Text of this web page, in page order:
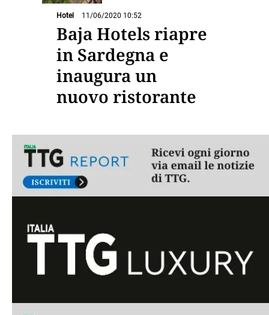
Hotel 11/06/2020 10:52
Baja Hotels riapre
in Sardegna e
inaugura un
nuovo ristorante